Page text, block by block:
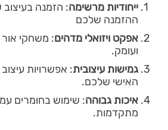
ייחודיות מרשימה: הזמנה
ההזמנה שלכם
אפקט ויזואלי מדהים: משחקי אור
ועומק.
גמישות עיצובית: אפשרויות עיצוב
האישי שלכם.
איכות גבוהה: שימוש בחומרים
מתקדמות.